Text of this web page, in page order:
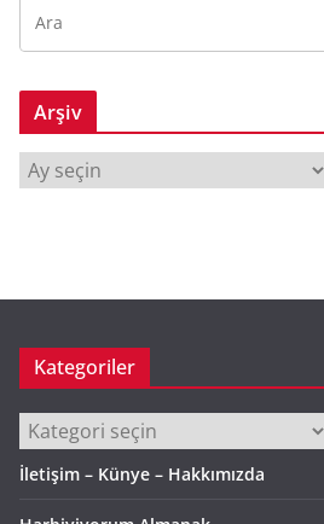
Arşiv
r
Kategoriler
Kategoriler
İletişim – Künye – Hakkımızda